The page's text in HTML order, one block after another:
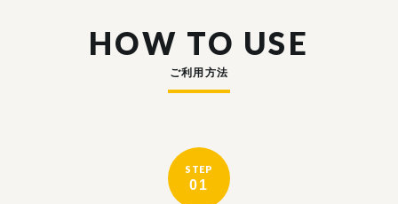
HOW TO USE
ご利用方法
STEP
01